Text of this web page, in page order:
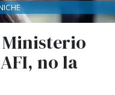
Ministerio
no la